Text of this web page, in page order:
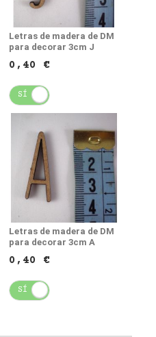
Letras de madera de DM
para decorar 3cm J
0,40 €
SÍ
Letras de madera de DM
para decorar 3cm A
0,40 €
SÍ